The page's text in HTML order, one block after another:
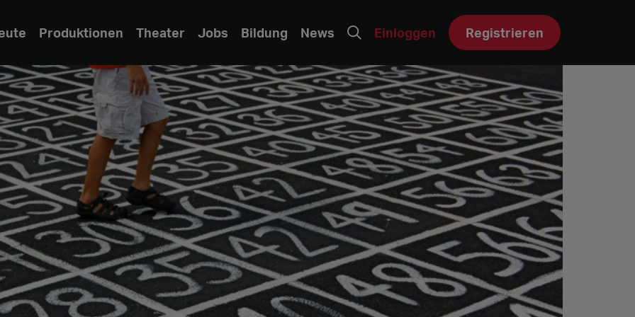
Produktionen Theater Jobs Bildung News Einloggen Registrieren